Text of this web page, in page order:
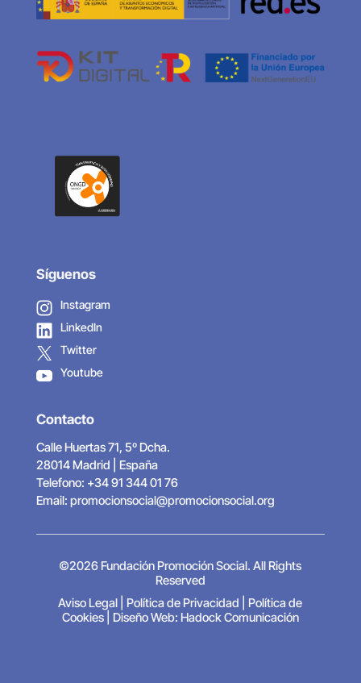
Síguenos
Instagram
LinkedIn
Twitter
Youtube
Contacto
Calle Huertas 71, 5º Dcha.
28014 Madrid | España
Telefono: +34 91 344 01 76
Email: promocionsocial@promocionsocial.org
©2026 Fundación Promoción Social. All Rights
Reserved
Aviso Legal
Política de Privacidad
Política de
Cookies| Diseño Web: Hadock Comunicación